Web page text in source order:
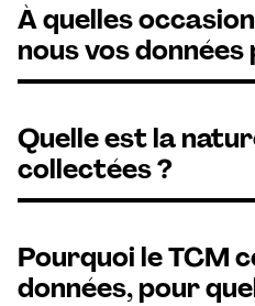
À quelles
nous vos
Quelle est la
collectées ?
Pourquoi le TCM
données, pour